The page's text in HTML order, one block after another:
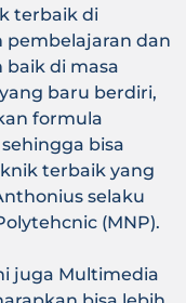
terbaik di
pembelajaran dan
baik di masa
baru berdiri,
formula
bisa
terbaik yang
selaku
(MNP).
juga Multimedia